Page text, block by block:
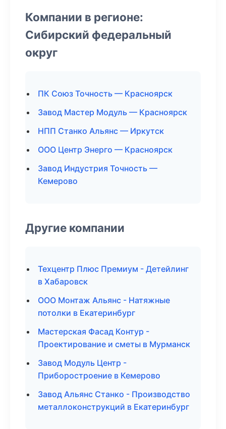
Компании в регионе:
Сибирский федеральный
округ
ПК Союз Точность — Красноярск
Завод Мастер Модуль — Красноярск
НПП Станко Альянс — Иркутск
ООО Центр Энерго — Красноярск
Завод Индустрия Точность —
Кемерово
Другие компании
Техцентр Плюс Премиум - Детейлинг
в Хабаровск
ООО Монтаж Альянс - Натяжные
потолки в Екатеринбург
Мастерская Фасад Контур -
Проектирование и сметы в Мурманск
Завод Модуль Центр -
Приборостроение в Кемерово
Завод Альянс Станко - Производство
металлоконструкций в Екатеринбург